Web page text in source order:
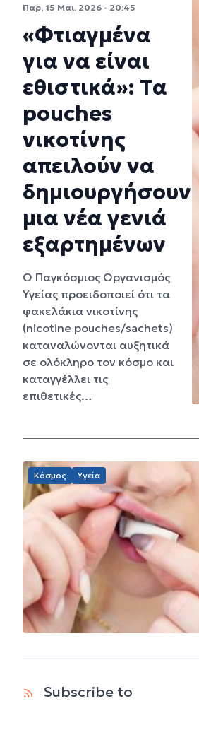
Παρ, 15 Μαι. 2026 - 20:45
«Φτιαγμένα
για να είναι
εθιστικά»: Tα
pouches
νικοτίνης
απειλούν να
δημιουργήσουν
μια νέα γενιά
εξαρτημένων
Ο Παγκόσμιος Οργανισμός
Υγείας προειδοποιεί ότι τα
φακελάκια νικοτίνης
(nicotine pouches/sachets)
καταναλώνονται αυξητικά
σε ολόκληρο τον κόσμο και
καταγγέλλει τις
επιθετικές…
Κόσμος Υγεία
Subscribe to